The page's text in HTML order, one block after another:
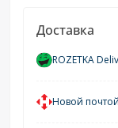
Доставка
ROZETKA
Новой